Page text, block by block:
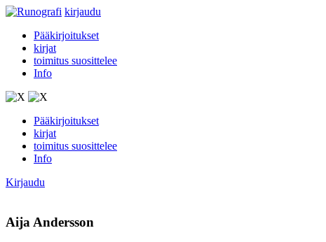
kirjaudu
Pääkirjoitukset
kirjat
toimitus suosittelee
Info
Pääkirjoitukset
kirjat
toimitus suosittelee
Info
Kirjaudu
Aija Andersson